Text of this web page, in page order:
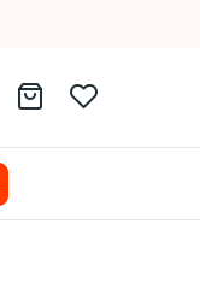
Identifiez-vousAller au panier